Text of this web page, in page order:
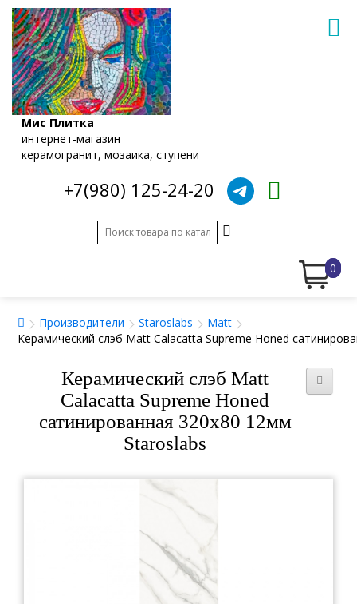
Мис Плитка
интернет-магазин
керамогранит, мозаика, ступени
+7(980) 125-24-20
0
Производители Staroslabs
Matt
Керамический слэб Matt Calacatta Supreme Honed
Керамический слэб Matt
Calacatta Supreme Honed
сатинированная 320x80 12мм
Staroslabs